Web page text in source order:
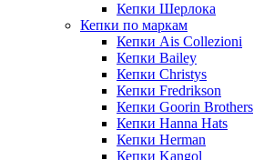
Кепки Шерлока
Кепки по маркам
Кепки Ais Collezioni
Кепки Bailey
Кепки Christys
Кепки Fredrikson
Кепки Goorin Brothers
Кепки Hanna Hats
Кепки Herman
Кепки Kangol